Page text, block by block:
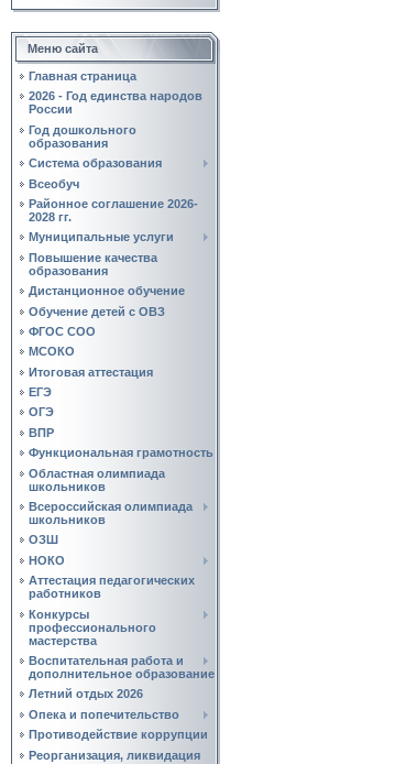
Меню сайта
Главная страница
2026 - Год единства народов
России
Год дошкольного
образования
Система образования
Всеобуч
Районное соглашение 2026-
2028 гг.
Муниципальные услуги
Повышение качества
образования
Дистанционное обучение
Обучение детей с ОВЗ
ФГОС СОО
МСОКО
Итоговая аттестация
ЕГЭ
ОГЭ
ВПР
Функциональная грамотность
Областная олимпиада
школьников
Всероссийская олимпиада
школьников
ОЗШ
НОКО
Аттестация педагогических
работников
Конкурсы
профессионального
мастерства
Воспитательная работа и
дополнительное образование
Летний отдых 2026
Опека и попечительство
Противодействие коррупции
Реорганизация, ликвидация